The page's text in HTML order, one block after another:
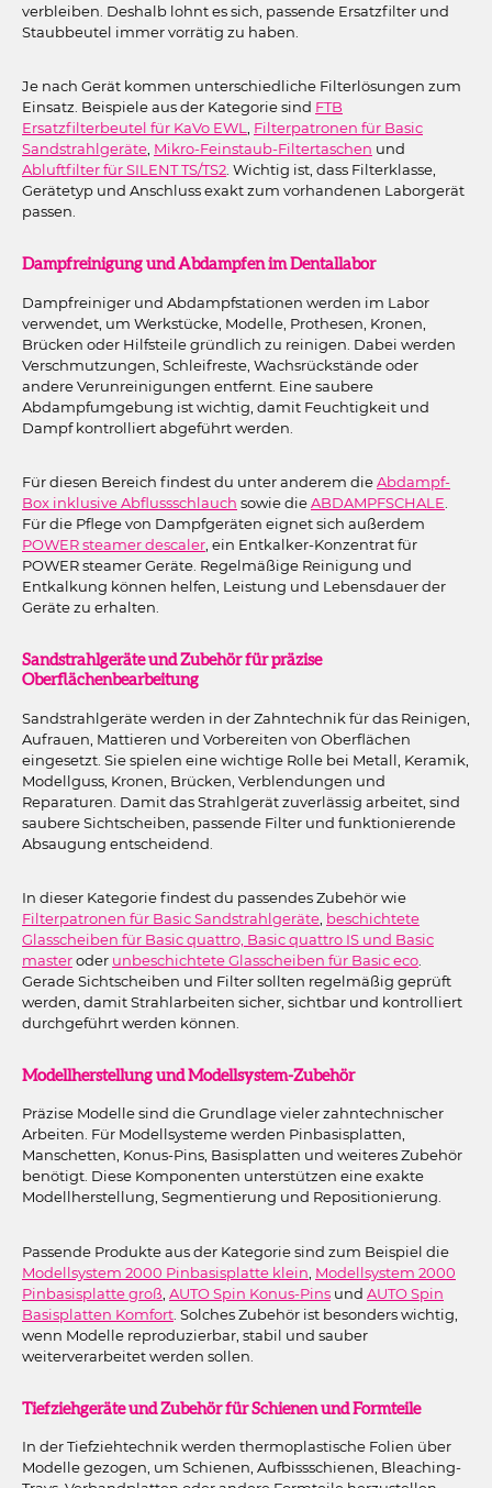
verbleiben. Deshalb lohnt es sich, passende Ersatzfilter und
Staubbeutel immer vorrätig zu haben.
Je nach Gerät kommen unterschiedliche Filterlösungen zum
Einsatz. Beispiele aus der Kategorie sind FTB
Ersatzfilterbeutel für KaVo EWL
Filterpatronen für Basic
Sandstrahlgeräte Mikro-Feinstaub-Filtertaschen und
Abluftfilter für SILENT TS/TS2 . Wichtig ist, dass Filterklasse,
Gerätetyp und Anschluss exakt zum vorhandenen Laborgerät
passen.
Dampfreinigung und Abdampfen im Dentallabor
Dampfreiniger und Abdampfstationen werden im Labor
verwendet, um Werkstücke, Modelle, Prothesen, Kronen,
Brücken oder Hilfsteile gründlich zu reinigen. Dabei werden
Verschmutzungen, Schleifreste, Wachsrückstände oder
andere Verunreinigungen entfernt. Eine saubere
Abdampfumgebung ist wichtig, damit Feuchtigkeit und
Dampf kontrolliert abgeführt werden.
Für diesen Bereich findest du unter anderem dieAbdampf-
Box inklusive Abflussschlauch sowie dieABDAMPFSCHALE
Für die Pflege von Dampfgeräten eignet sich außerdem
POWER steamer descaler , ein Entkalker-Konzentrat für
POWER steamer Geräte. Regelmäßige Reinigung und
Entkalkung können helfen, Leistung und Lebensdauer der
Geräte zu erhalten.
Sandstrahlgeräte und Zubehör für präzise
Oberflächenbearbeitung
Sandstrahlgeräte werden in der Zahntechnik für das Reinigen,
Aufrauen, Mattieren und Vorbereiten von Oberflächen
eingesetzt. Sie spielen eine wichtige Rolle bei Metall, Keramik,
Modellguss, Kronen, Brücken, Verblendungen und
Reparaturen. Damit das Strahlgerät zuverlässig arbeitet, sind
saubere Sichtscheiben, passende Filter und funktionierende
Absaugung entscheidend.
In dieser Kategorie findest du passendes Zubehör wie
Filterpatronen für Basic Sandstrahlgeräte beschichtete
Glasscheiben für Basic quattro, Basic quattro IS und Basic
masteroder unbeschichtete Glasscheiben für Basic eco
Gerade Sichtscheiben und Filter sollten regelmäßig geprüft
werden, damit Strahlarbeiten sicher, sichtbar und kontrolliert
durchgeführt werden können.
Modellherstellung und Modellsystem-Zubehör
Präzise Modelle sind die Grundlage vieler zahntechnischer
Arbeiten. Für Modellsysteme werden Pinbasisplatten,
Manschetten, Konus-Pins, Basisplatten und weiteres Zubehör
benötigt. Diese Komponenten unterstützen eine exakte
Modellherstellung, Segmentierung und Repositionierung.
Passende Produkte aus der Kategorie sind zum Beispiel die
Modellsystem 2000 Pinbasisplatte klein Modellsystem 2000
Pinbasisplatte groß AUTO Spin Konus-Pins und AUTO Spin
Basisplatten Komfort . Solches Zubehör ist besonders wichtig,
wenn Modelle reproduzierbar, stabil und sauber
weiterverarbeitet werden sollen.
Tiefziehgeräte und Zubehör für Schienen und Formteile
In der Tiefziehtechnik werden thermoplastische Folien über
Modelle gezogen, um Schienen, Aufbissschienen, Bleaching-